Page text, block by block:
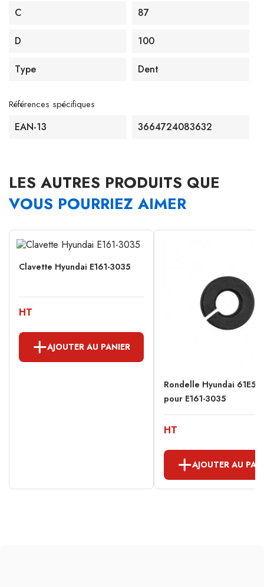
C 87
D 100
Type Dent
Références spécifiques
EAN-13 3664724083632
LES AUTRES PRODUITS QUE
VOUS POURRIEZ AIMER
Clavette Hyundai E161-3035
HT
AJOUTER AU PANIER
Rondelle Hyundai 61E5-
pour E161-3035
HT
AJOUTER AU